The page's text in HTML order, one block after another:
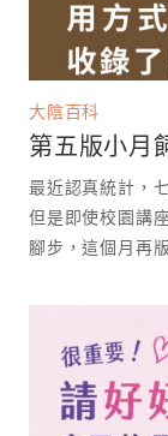
大陰百科
第五版小月
最近認真統計，
但是即使校園講
腳步，這個月再